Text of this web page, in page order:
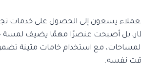
يسعون إلى الحصول على خدمات
بل أصبحت عنصرًا مهمًا يضيف لمسة
مع استخدام خامات متينة تضمن
نفسه.